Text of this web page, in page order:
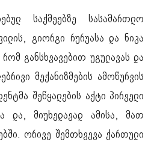
საქმეებზე სასამართლო
გიორგი რურუასა და ნიკა
განსხვავებით უგულავას და
მექანიზმების ამოწურვის
შეწყალების აქტი პირველი
და, მიუხედავად ამისა, მათ
ორივე შემთხვევა ქართული